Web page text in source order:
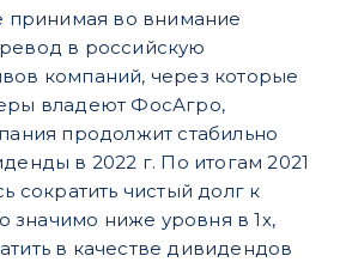
принимая во внимание
в российскую
компаний, через которые
владеют ФосАгро,
продолжит стабильно
в 2022 г. По итогам 2021
сократить чистый долг к
значимо ниже уровня в 1х,
в качестве дивидендов